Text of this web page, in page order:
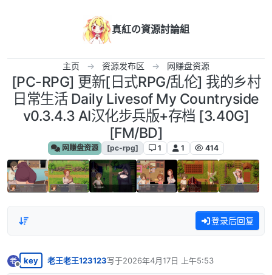
真紅の資源討論組
主页 资源发布区 网赚盘资源
[PC-RPG] 更新[日式RPG/乱伦] 我的乡村
日常生活 Daily Livesof My Countryside
v0.3.4.3 AI汉化步兵版+存档 [3.40G]
[FM/BD]
网赚盘资源 [pc-rpg] 1 1 414
登录后回复
老
离线
key 老王老王123123写于2026年4月17日 上午5:53
最后由 编辑